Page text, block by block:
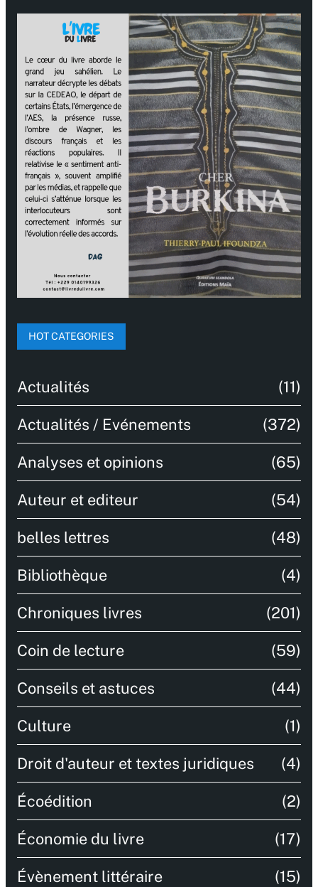
HOT CATEGORIES
Actualités (11)
Actualités / Evénements (372)
Analyses et opinions (65)
Auteur et editeur (54)
belles lettres (48)
Bibliothèque (4)
Chroniques livres (201)
Coin de lecture (59)
Conseils et astuces (44)
Culture (1)
Droit d'auteur et textes juridiques (4)
Écoédition (2)
Économie du livre (17)
Évènement littéraire (15)